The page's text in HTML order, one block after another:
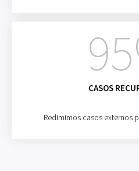
CASOS
95
Redimimos casos externos